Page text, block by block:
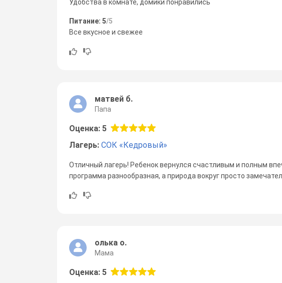
Удобства в комнате, домики понравились
Питание: 5/5
Все вкусное и свежее
матвей б.
Папа
Оценка: 5
Лагерь: СОК «Кедровый»
Отличный лагерь! Ребенок вернулся счастливым и полным
программа разнообразная, а природа вокруг просто
олька о.
Мама
Оценка: 5